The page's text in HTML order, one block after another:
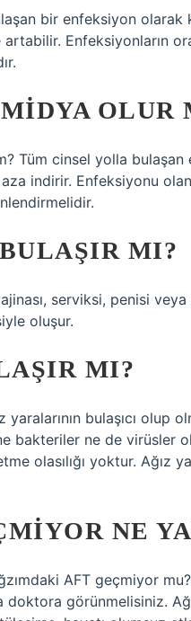
bir enfeksiyon olarak
Enfeksiyonların
OLUR
Tüm cinsel yolla
indirir. Enfeksiyonu
MI?
serviksi, penisi
oluşur.
MI?
yaralarının bulaşıcı olup
bakteriler ne de virüsler
olasılığı yoktur. Ağız
NE
AFT geçmiyor
görünmelisiniz.